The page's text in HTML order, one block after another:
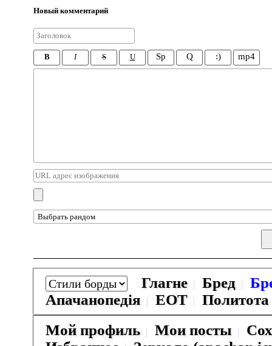
Новый комментарий
B I S U Sp Q :) mp4
Глагне Бред
Апачанопедiя
ЕОТ
Политота
Мой профиль
Мои посты